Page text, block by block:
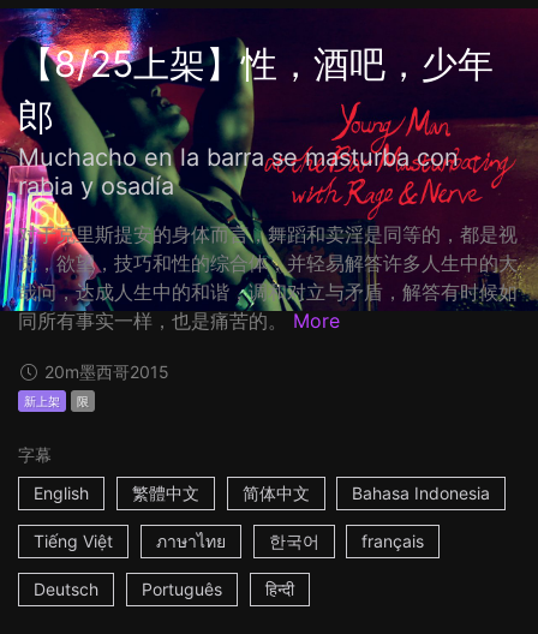
【8/25上架】性，酒吧，少年
郎
Muchacho en la barra se masturba con
rabia y osadía
对于克里斯提安的身体而言，舞蹈和卖淫是同等的，都是视
觉，欲望，技巧和性的综合体，并轻易解答许多人生中的大
哉问，达成人生中的和谐，调和对立与矛盾，解答有时候如
同所有事实一样，也是痛苦的。
More
20m墨西哥2015
新上架 限
字幕
English
繁體中文 简体中文 Bahasa Indonesia
Tiếng Việt ภาษาไทย 한국어 français
Deutsch Português हिन्दी